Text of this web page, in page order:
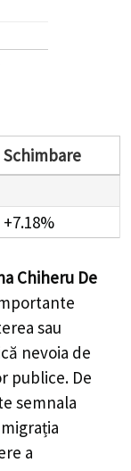
Schimbare
+7.18%
Chiheru De
sau
nevoia de
publice. De
semnala
a